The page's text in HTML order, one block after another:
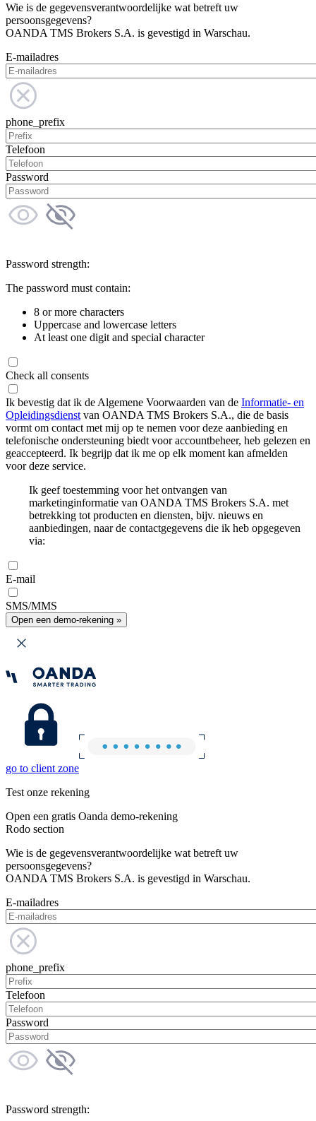
Wie is de gegevensverantwoordelijke wat betreft uw
persoonsgegevens?
OANDA TMS Brokers S.A. is gevestigd in Warschau.
E-mailadres
phone_prefix
Telefoon
Password
Password strength:
The password must contain:
8 or more characters
Uppercase and lowercase letters
At least one digit and special character
Check all consents
Ik bevestig dat ik de Algemene Voorwaarden van de Informatie- en
Opleidingsdienst van OANDA TMS Brokers S.A., die de basis
vormt om contact met mij op te nemen voor deze aanbieding en
telefonische ondersteuning biedt voor accountbeheer, heb gelezen en
geaccepteerd. Ik begrijp dat ik me op elk moment kan afmelden
voor deze service.
Ik geef toestemming voor het ontvangen van
marketinginformatie van OANDA TMS Brokers S.A. met
betrekking tot producten en diensten, bijv. nieuws en
aanbiedingen, naar de contactgegevens die ik heb opgegeven
via:
E-mail
SMS/MMS
Open een demo-rekening »
go to client zone
Test onze rekening
Open een gratis Oanda demo-rekening
Rodo section
Wie is de gegevensverantwoordelijke wat betreft uw
persoonsgegevens?
OANDA TMS Brokers S.A. is gevestigd in Warschau.
E-mailadres
phone_prefix
Telefoon
Password
Password strength: